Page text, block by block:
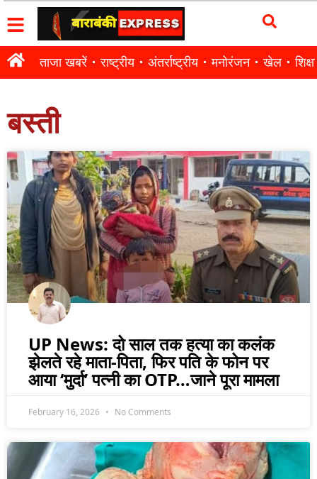
ताजा खबरें राष्ट्रीय अंतर्राष्ट्रीय मनोरंजन खेल शिक्षा
बस्ती
UP News: दो साल तक हत्या का कलंक
झेलते रहे माता-पिता, फिर पति के फोन पर
आया ‘मुर्दा’ पत्नी का OTP…जाने पूरा मामला
February 16, 2026 No Comments